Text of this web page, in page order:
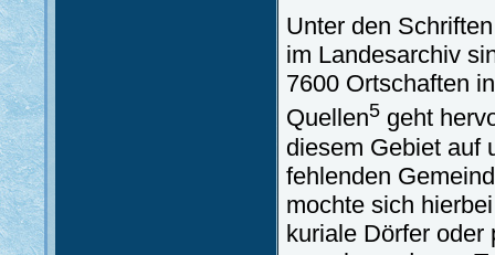
Unter den
im Landesarchiv
7600 Ortschaften
Quellen5 geht
diesem Gebiet auf
fehlenden
mochte sich
kuriale Dörfer oder